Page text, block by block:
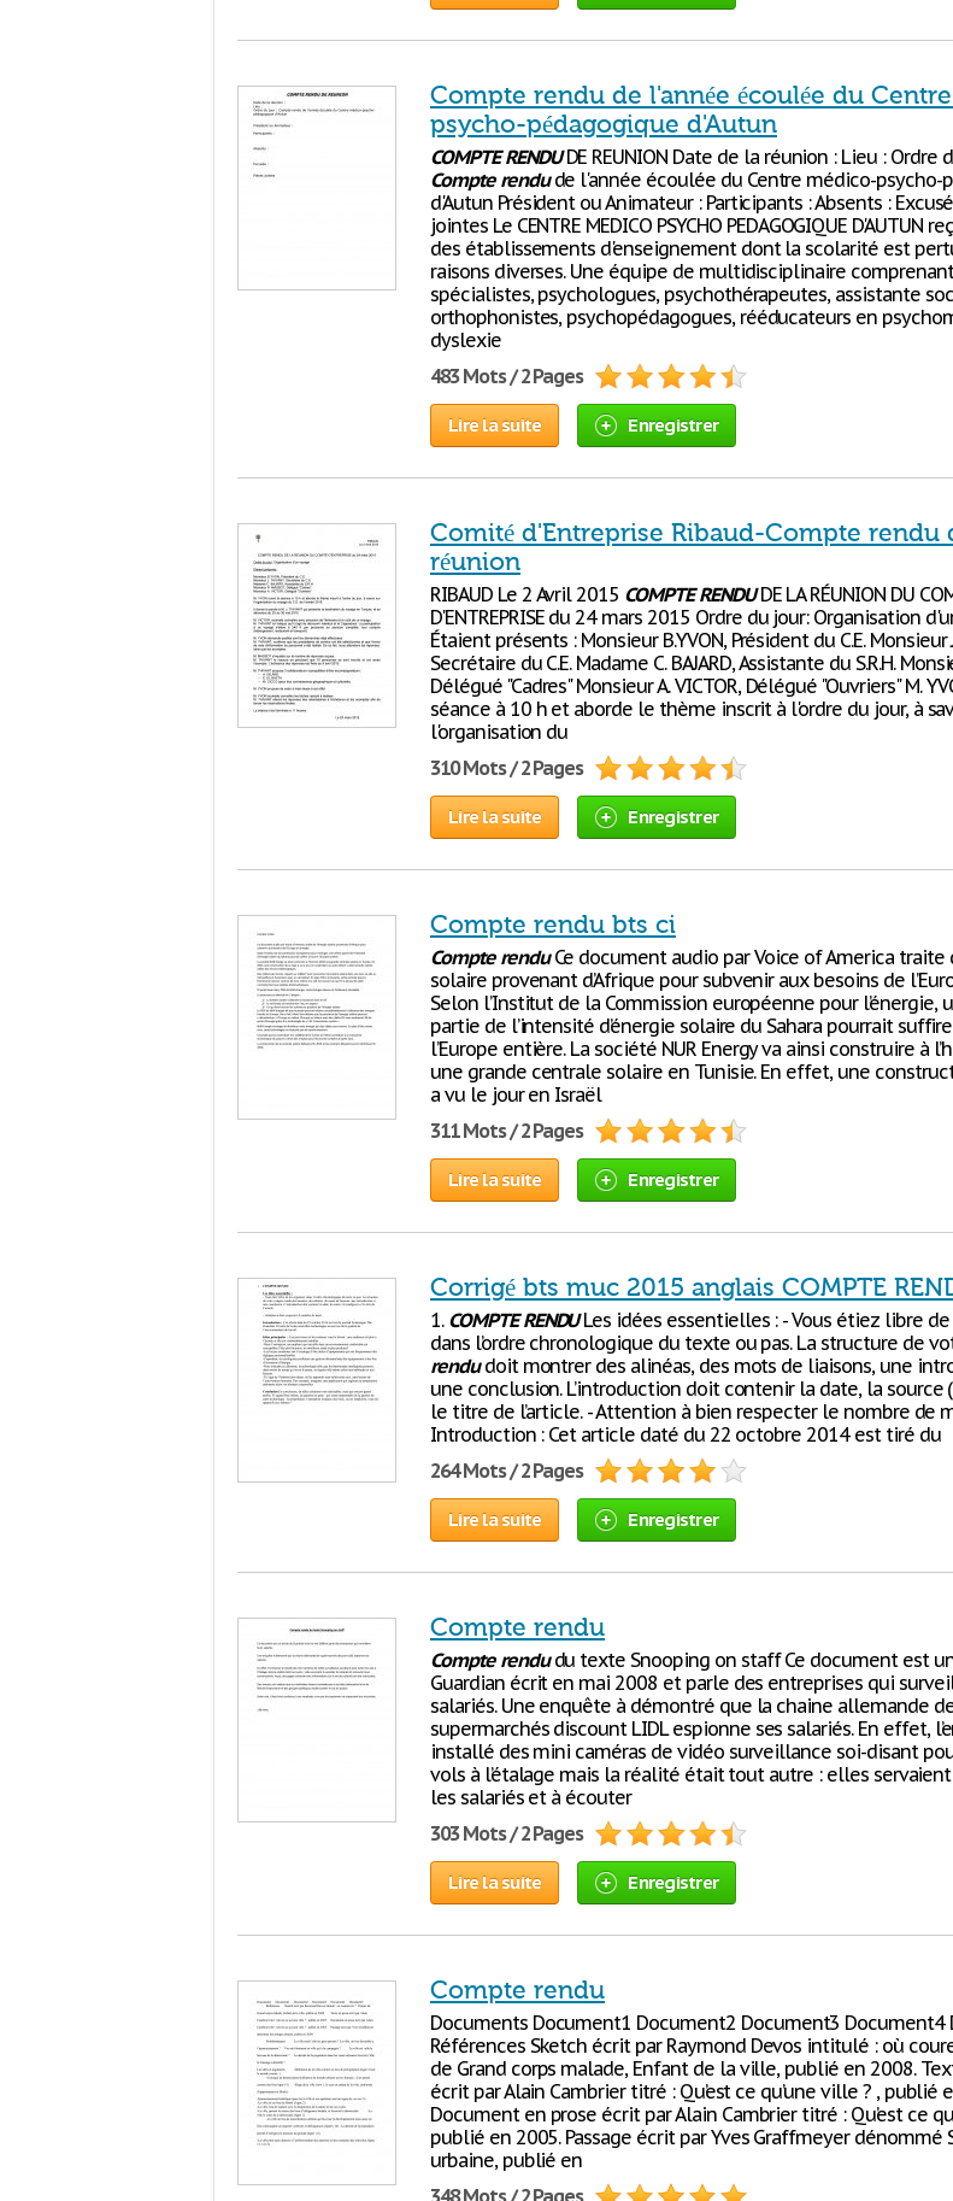
Compte rendu de l'année écoulée du
psycho-pédagogique d'Autun
COMPTE RENDUDE REUNION Date de la réunion : Lieu : Ordre
Compte rendude l'année écoulée du Centre médico-psycho-
d'Autun Président ou Animateur : Participants : Absents :
jointes Le CENTRE MEDICO PSYCHO PEDAGOGIQUE D'AUTUN
des établissements d'enseignement dont la scolarité est
raisons diverses. Une équipe de multidisciplinaire
spécialistes, psychologues, psychothérapeutes, assistante
orthophonistes, psychopédagogues, rééducateurs en
dyslexie
483 Mots / 2 Pages
Lire la suite Enregistrer
Comité d'Entreprise Ribaud-Compte rendu
réunion
RIBAUD Le 2 Avril 2015 COMPTE RENDUDE LA RÉUNION DU
D'ENTREPRISE du 24 mars 2015 Ordre du jour: Organisation
Étaient présents : Monsieur B.YVON, Président du C.E. Monsieur
Secrétaire du C.E. Madame C. BAJARD, Assistante du S.R.H.
Délégué "Cadres" Monsieur A. VICTOR, Délégué "Ouvriers" M.
séance à 10 h et aborde le thème inscrit à l'ordre du jour, à
l'organisation du
310 Mots / 2 Pages
Lire la suite Enregistrer
Compte rendu bts ci
Compte renduCe document audio par Voice of America traite
solaire provenant d’Afrique pour subvenir aux besoins de
Selon l’Institut de la Commission européenne pour l’énergie,
partie de l’intensité d’énergie solaire du Sahara pourrait
l’Europe entière. La société NUR Energy va ainsi construire à
une grande centrale solaire en Tunisie. En effet, une
a vu le jour en Israël
311 Mots / 2 Pages
Lire la suite Enregistrer
Corrigé bts muc 2015 anglais COMPTE
1. COMPTE RENDULes idées essentielles : - Vous étiez libre
dans l’ordre chronologique du texte ou pas. La structure de
rendudoit montrer des alinéas, des mots de liaisons, une
une conclusion. L’introduction doit contenir la date, la source
le titre de l’article. - Attention à bien respecter le nombre de
Introduction : Cet article daté du 22 octobre 2014 est tiré du
264 Mots / 2 Pages
Lire la suite Enregistrer
Compte rendu
Compte rendudu texte Snooping on staff Ce document est
Guardian écrit en mai 2008 et parle des entreprises qui
salariés. Une enquête à démontré que la chaine allemande
supermarchés discount LIDL espionne ses salariés. En effet,
installé des mini caméras de vidéo surveillance soi-disant
vols à l’étalage mais la réalité était tout autre : elles
les salariés et à écouter
303 Mots / 2 Pages
Lire la suite Enregistrer
Compte rendu
Documents Document1 Document2 Document3 Document4
Références Sketch écrit par Raymond Devos intitulé : où
de Grand corps malade, Enfant de la ville, publié en 2008.
écrit par Alain Cambrier titré : Qu’est ce qu’une ville ? , publié
Document en prose écrit par Alain Cambrier titré : Qu’est ce
publié en 2005. Passage écrit par Yves Graffmeyer dénommé
urbaine, publié en
348 Mots / 2 Pages